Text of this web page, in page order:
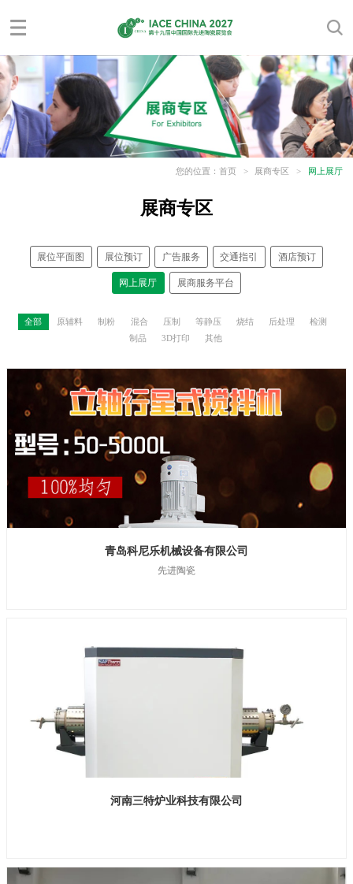
您的位置： 首页 > 展商专区 > 网上展厅
展商专区
展位平面图 展位预订 广告服务 交通指引 酒店预订
网上展厅 展商服务平台
全部 原辅料 制粉 混合 压制 等静压 烧结 后处理
检测
制品
3D打印 其他
青岛科尼乐机械设备有限公司
先进陶瓷
司系国家高新技术企业，山东省制造业单项冠军企业，山东省“专精特新”企
准、140余项国家专利技术、全球服务用户10000+。CO-NELE科尼乐机械 [强
力混合机]广泛用于锂电池，电磁铁氧体，耐火材料，玻璃，陶瓷，化工，铸
造砂，复合肥，飞灰、催化剂、分子筛、陶粒、焊剂、建材等多个行业的需
求，同时提供实验室混合造粒设备，可以免费先试验后投产。
河南三特炉业科技有限公司
展位号：H2馆E636